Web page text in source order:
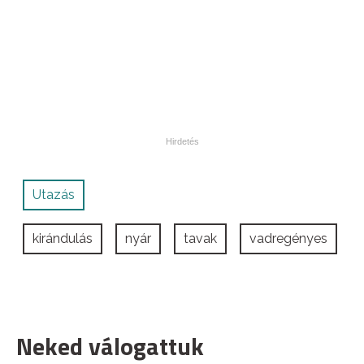
Utazás
kirándulás nyár tavak vadregényes
Neked válogattuk